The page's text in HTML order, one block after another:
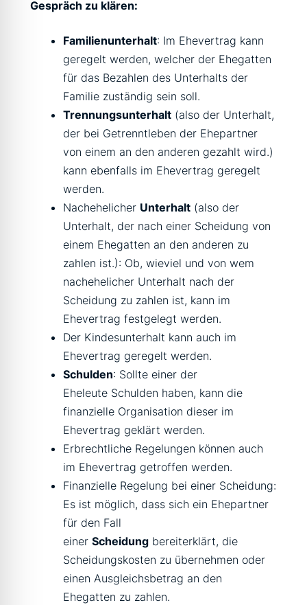
Gespräch zu klären:
Familienunterhalt: Im Ehevertrag kann
geregelt werden, welcher der Ehegatten
für das Bezahlen des Unterhalts der
Familie zuständig sein soll.
Trennungsunterhalt (also der Unterhalt,
der bei Getrenntleben der Ehepartner
von einem an den anderen gezahlt wird.)
kann ebenfalls im Ehevertrag geregelt
werden.
Nachehelicher Unterhalt (also der
Unterhalt, der nach einer Scheidung von
einem Ehegatten an den anderen zu
zahlen ist.): Ob, wieviel und von wem
nachehelicher Unterhalt nach der
Scheidung zu zahlen ist, kann im
Ehevertrag festgelegt werden.
Der Kindesunterhalt kann auch im
Ehevertrag geregelt werden.
Schulden: Sollte einer der
Eheleute Schulden haben, kann die
finanzielle Organisation dieser im
Ehevertrag geklärt werden.
Erbrechtliche Regelungen können auch
im Ehevertrag getroffen werden.
Finanzielle Regelung bei einer Scheidung:
Es ist möglich, dass sich ein Ehepartner
für den Fall
einerScheidung bereiterklärt, die
Scheidungskosten zu übernehmen oder
einen Ausgleichsbetrag an den
Ehegatten zu zahlen.